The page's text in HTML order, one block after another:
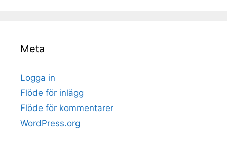
Meta
Logga in
Flöde för inlägg
Flöde för kommentarer
WordPress.org